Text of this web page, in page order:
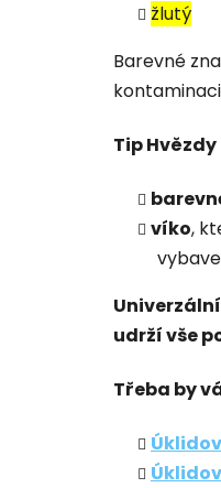
žlutý
Barevné
Tip
víko,
udrží vše
Třeba by